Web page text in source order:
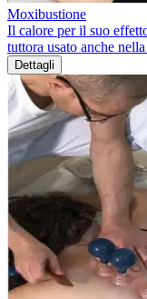
Moxibustione
Il calore per il suo
tuttora usato anche
Dettagli